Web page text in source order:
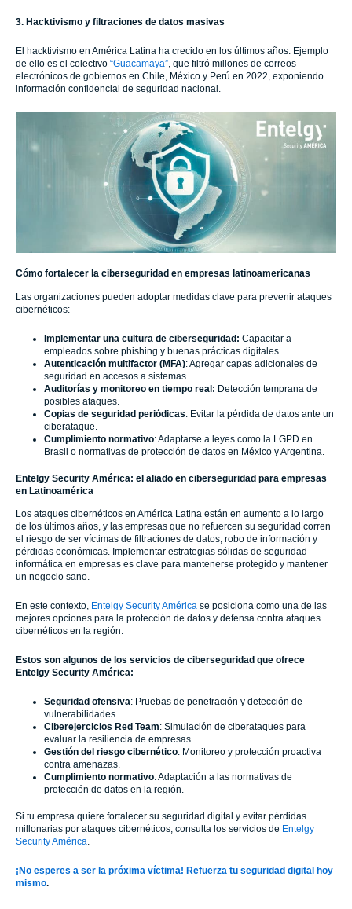
3. Hacktivismo y filtraciones de datos masivas
El hacktivismo en América Latina ha crecido en los últimos años. Ejemplo
de ello es el colectivo “Guacamaya”, que filtró millones de correos
electrónicos de gobiernos en Chile, México y Perú en 2022, exponiendo
información confidencial de seguridad nacional.
Cómo fortalecer la ciberseguridad en empresas latinoamericanas
Las organizaciones pueden adoptar medidas clave para prevenir ataques
cibernéticos:
Implementar una cultura de ciberseguridad: Capacitar a
empleados sobre phishing y buenas prácticas digitales.
Autenticación multifactor (MFA): Agregar capas adicionales de
seguridad en accesos a sistemas.
Auditorías y monitoreo en tiempo real: Detección temprana de
posibles ataques.
Copias de seguridad periódicas: Evitar la pérdida de datos ante un
ciberataque.
Cumplimiento normativo: Adaptarse a leyes como la LGPD en
Brasil o normativas de protección de datos en México y Argentina.
Entelgy Security América: el aliado en ciberseguridad para empresas
en Latinoamérica
Los ataques cibernéticos en América Latina están en aumento a lo largo
de los últimos años, y las empresas que no refuercen su seguridad corren
el riesgo de ser víctimas de filtraciones de datos, robo de información y
pérdidas económicas. Implementar estrategias sólidas de seguridad
informática en empresas es clave para mantenerse protegido y mantener
un negocio sano.
En este contexto, Entelgy Security América se posiciona como una de las
mejores opciones para la protección de datos y defensa contra ataques
cibernéticos en la región.
Estos son algunos de los servicios de ciberseguridad que ofrece
Entelgy Security América:
Seguridad ofensiva: Pruebas de penetración y detección de
vulnerabilidades.
Ciberejercicios Red Team: Simulación de ciberataques para
evaluar la resiliencia de empresas.
Gestión del riesgo cibernético: Monitoreo y protección proactiva
contra amenazas.
Cumplimiento normativo: Adaptación a las normativas de
protección de datos en la región.
Si tu empresa quiere fortalecer su seguridad digital y evitar pérdidas
millonarias por ataques cibernéticos, consulta los servicios de Entelgy
Security América.
¡No esperes a ser la próxima víctima! Refuerza tu seguridad digital hoy
mismo.